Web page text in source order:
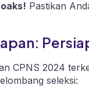
Pastikan
CPNS 2024
seleksi: